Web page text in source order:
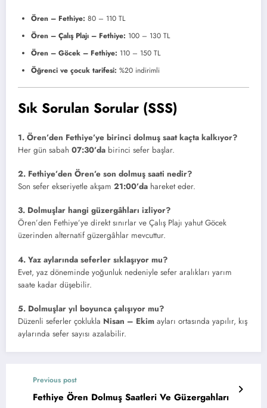
Ören – Fethiye: 80 – 110 TL
Ören – Çalış Plajı – Fethiye: 100 – 130 TL
Ören – Göcek – Fethiye: 110 – 150 TL
Öğrenci ve çocuk tarifesi: %20 indirimli
Sık Sorulan Sorular (SSS)
1. Ören’den Fethiye’ye birinci dolmuş saat kaçta kalkıyor?
Her gün sabah 07:30’da birinci sefer başlar.
2. Fethiye’den Ören’e son dolmuş saati nedir?
Son sefer ekseriyetle akşam 21:00’da hareket eder.
3. Dolmuşlar hangi güzergâhları izliyor?
Ören’den Fethiye’ye direkt sınırlar ve Çalış Plajı yahut Göcek
üzerinden alternatif güzergâhlar mevcuttur.
4. Yaz aylarında seferler sıklaşıyor mu?
Evet, yaz döneminde yoğunluk nedeniyle sefer aralıkları yarım
saate kadar düşebilir.
5. Dolmuşlar yıl boyunca çalışıyor mu?
Düzenli seferler çoklukla Nisan – Ekim ayları ortasında yapılır, kış
aylarında sefer sayısı azalabilir.
Previous post
Fethiye Ören Dolmuş Saatleri Ve Güzergahları